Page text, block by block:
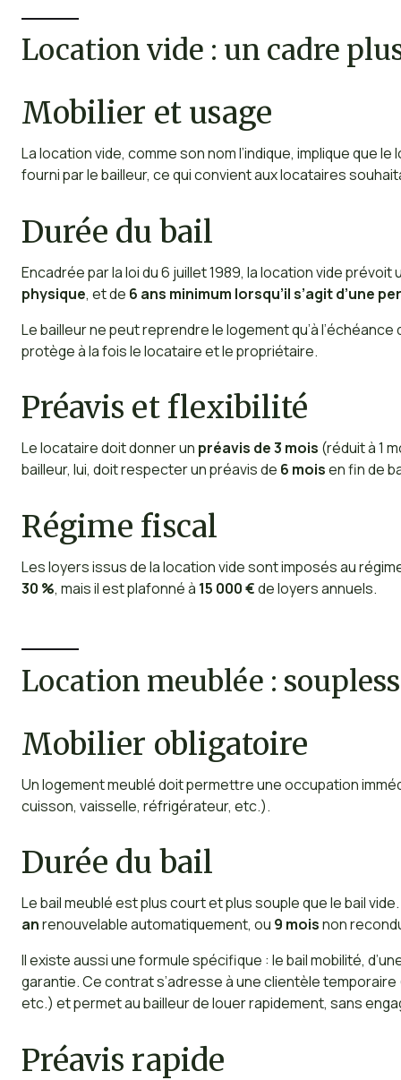
Location vide : un cadre
Mobilier et usage
La location vide, comme son nom l’indique, implique que
fourni par le bailleur, ce qui convient aux locataires
Durée du bail
Encadrée par la loi du 6 juillet 1989, la location vide prévoit
physique, et de 6 ans minimum lorsqu’il s’agit d’une
Le bailleur ne peut reprendre le logement qu’à
protège à la fois le locataire et le propriétaire.
Préavis et flexibilité
Le locataire doit donner un préavis de 3 mois (réduit à 1
bailleur, lui, doit respecter un préavis de 6 moisen fin de
Régime fiscal
Les loyers issus de la location vide sont imposés au
30 %, mais il est plafonné à 15 000 €de loyers annuels.
Location meublée :
Mobilier obligatoire
Un logement meublé doit permettre une occupation
cuisson, vaisselle, réfrigérateur, etc.).
Durée du bail
Le bail meublé est plus court et plus souple que le bail
anrenouvelable automatiquement, ou 9 moisnon
Il existe aussi une formule spécifique : le bail mobilité,
garantie. Ce contrat s’adresse à une clientèle
etc.) et permet au bailleur de louer rapidement, sans
Préavis rapide